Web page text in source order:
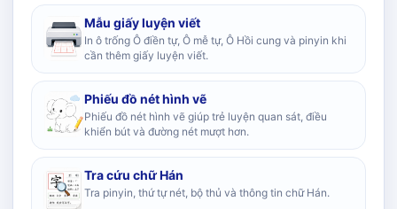
Mẫu giấy luyện viết
In ô trống Ô điền tự, Ô mễ tự, Ô Hồi cung và pinyin khi
cần thêm giấy luyện viết.
Phiếu đồ nét hình vẽ
Phiếu đồ nét hình vẽ giúp trẻ luyện quan sát, điều
khiển bút và đường nét mượt hơn.
Tra cứu chữ Hán
Tra pinyin, thứ tự nét, bộ thủ và thông tin chữ Hán.